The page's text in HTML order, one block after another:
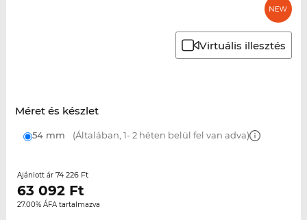
Virtuális illesztés
Méret és készlet
54 mm (Általában, 1- 2 héten belül fel van adva)
Ajánlott ár 74 226 Ft
63 092Ft
27.00% ÁFA tartalmazva